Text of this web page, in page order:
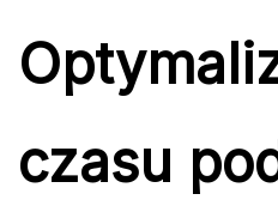
czasu